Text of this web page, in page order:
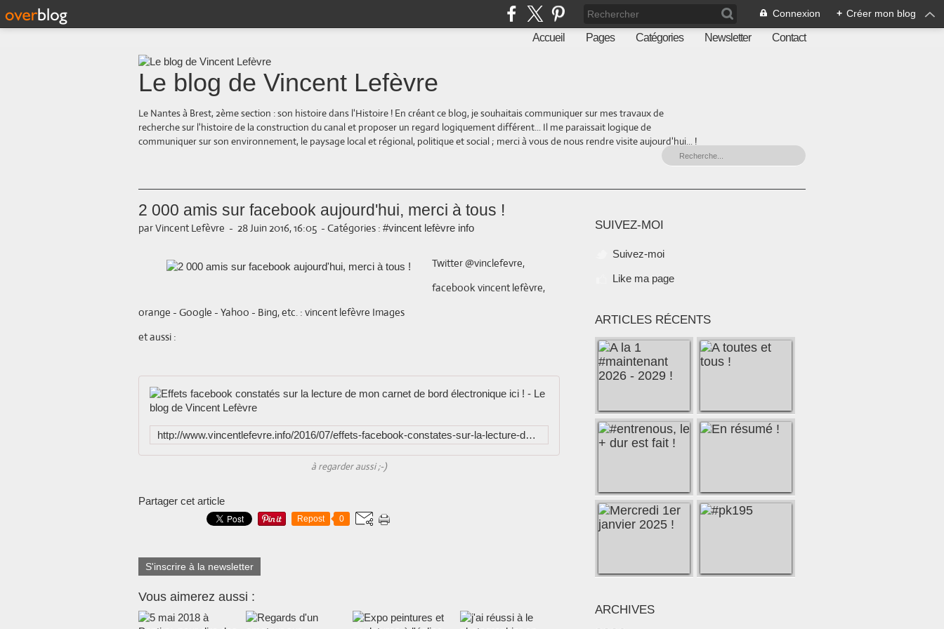
Connexion + Créer mon blog
Accueil Pages Catégories Newsletter Contact
Le blog de Vincent Lefèvre
Le Nantes à Brest, 2ème section : son histoire dans l'Histoire ! En créant ce blog, je souhaitais communiquer sur mes travaux de
recherche sur l'histoire de la construction du canal et proposer un regard logiquement différent... Il me paraissait logique de
communiquer sur son environnement, le paysage local et régional, politique et social ; merci à vous de nous rendre visite aujourd'hui... !
2 000 amis sur facebook aujourd'hui, merci à tous !
par Vincent Lefèvre - 28 Juin 2016, 16:05 - Catégories : #vincent lefèvre info
Twitter @vinclefevre,
facebook vincent lefèvre,
orange - Google - Yahoo - Bing, etc. : vincent lefèvre Images
et aussi :
http://www.vincentlefevre.info/2016/07/effets-facebook-constates-sur-la-lecture-de-mon-carnet-de-bord-electronique-ici.html
à regarder aussi ;-)
Partager cet article
Repost 0
S'inscrire à la newsletter
Vous aimerez aussi :
SUIVEZ-MOI
Suivez-moi
Like ma page
ARTICLES RÉCENTS
ARCHIVES